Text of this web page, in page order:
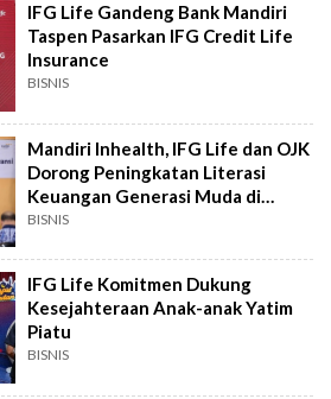
IFG Life Gandeng Bank Mandiri
Taspen Pasarkan IFG Credit Life
Insurance
BISNIS
Mandiri Inhealth, IFG Life dan OJK
Dorong Peningkatan Literasi
Keuangan Generasi Muda di
Sumut
BISNIS
IFG Life Komitmen Dukung
Kesejahteraan Anak-anak Yatim
Piatu
BISNIS